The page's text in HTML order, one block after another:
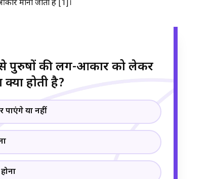
माना जाता है [1]।
पुरुषों की लिंग-आकार को लेकर
होती है?
पाएंगे या नहीं